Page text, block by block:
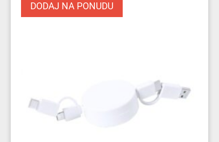
DODAJ NA PONUDU